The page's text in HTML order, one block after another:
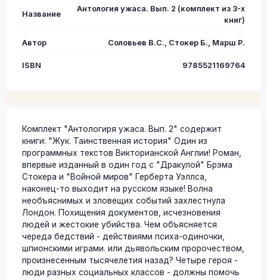
Название
Антология ужаса. Вып. 2 (комплект из 3-х
книг)
Автор Соловьев В.С., Стокер Б., Марш Р.
ISBN 9785521169764
Комплект "Антологиря ужаса. Вып. 2" содержит
книги: "Жук. Таинственная история" Один из
программных текстов Викторианской Англии! Роман,
впервые изданный в один год с "Дракулой" Брэма
Стокера и "Войной миров" Герберта Уэллса,
наконец-то выходит на русском языке! Волна
необъяснимых и зловещих событий захлестнула
Лондон. Похищения документов, исчезновения
людей и жестокие убийства. Чем объясняется
череда бедствий - действиями психа-одиночки,
шпионскими играми. или дьявольским пророчеством,
произнесенным тысячелетия назад? Четыре героя -
люди разных социальных классов - должны помочь